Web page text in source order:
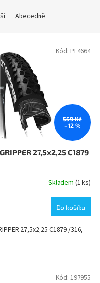
Abecedně
559 Kč
–12 %
27,5x2,25 C1879
Skladem (1 ks)
Do košíku
27,5x2,25 C1879 /316,
Kód: PL4664
Kód: 197955